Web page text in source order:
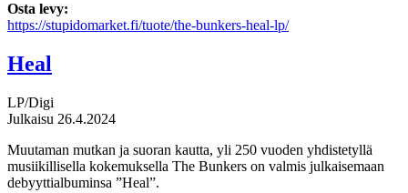
Osta levy:
https://stupidomarket.fi/tuote/the-bunkers-heal-lp/
Heal
LP/Digi
Julkaisu 26.4.2024
Muutaman mutkan ja suoran kautta, yli 250 vuoden yhdistetyllä
musiikillisella kokemuksella The Bunkers on valmis julkaisemaan
debyyttialbuminsa ”Heal”.